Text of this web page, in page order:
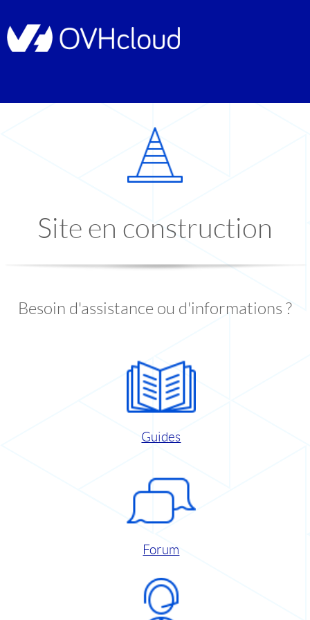
Site en construction
Besoin d'assistance ou d'informations ?
Guides
Forum